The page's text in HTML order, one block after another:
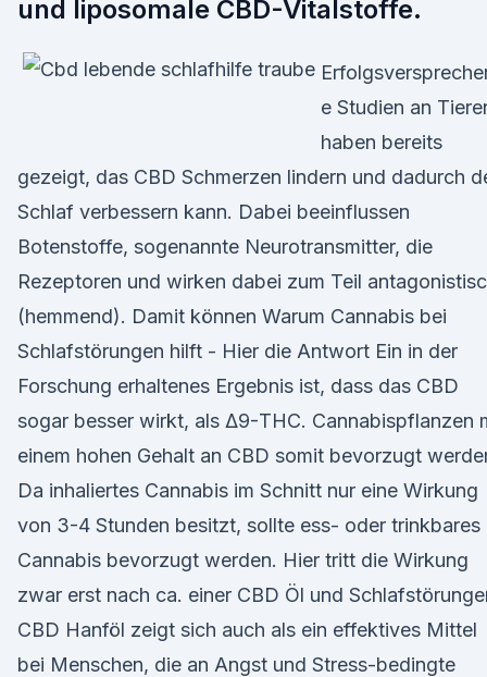
und liposomale CBD-Vitalstoffe.
e Studien an
haben bereits
gezeigt, das CBD Schmerzen lindern und dadurch
Schlaf verbessern kann. Dabei beeinflussen
Botenstoffe, sogenannte Neurotransmitter, die
Rezeptoren und wirken dabei zum Teil
(hemmend). Damit können Warum Cannabis bei
Schlafstörungen hilft - Hier die Antwort Ein in der
Forschung erhaltenes Ergebnis ist, dass das CBD
sogar besser wirkt, als Δ9-THC. Cannabispflanzen
einem hohen Gehalt an CBD somit bevorzugt
Da inhaliertes Cannabis im Schnitt nur eine Wirkung
von 3-4 Stunden besitzt, sollte ess- oder trinkbares
Cannabis bevorzugt werden. Hier tritt die Wirkung
zwar erst nach ca. einer CBD Öl und
CBD Hanföl zeigt sich auch als ein effektives Mittel
bei Menschen, die an Angst und Stress-bedingte